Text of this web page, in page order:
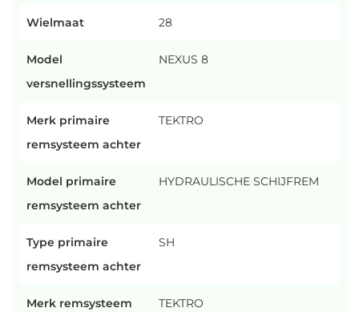
Wielmaat 28
Model
versnellingssysteem
NEXUS 8
Merk primaire
remsysteem achter
TEKTRO
Model primaire
remsysteem achter
HYDRAULISCHE SCHIJFREM
Type primaire
remsysteem achter
SH
Merk remsysteem TEKTRO